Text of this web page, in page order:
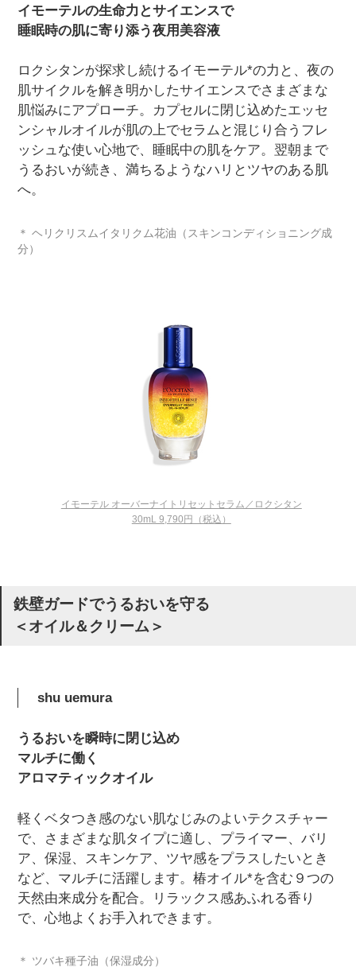
イモーテルの生命力とサイエンスで
睡眠時の肌に寄り添う夜用美容液
ロクシタンが探求し続けるイモーテル*の力と、夜の
肌サイクルを解き明かしたサイエンスでさまざまな
肌悩みにアプローチ。カプセルに閉じ込めたエッセ
ンシャルオイルが肌の上でセラムと混じり合うフレ
ッシュな使い心地で、睡眠中の肌をケア。翌朝まで
うるおいが続き、満ちるようなハリとツヤのある肌
へ。
＊ ヘリクリスムイタリクム花油（スキンコンディショニング成
分）
イモーテル オーバーナイトリセットセラム／ロクシタン
30mL 9,790円（税込）
鉄壁ガードでうるおいを守る
＜オイル＆クリーム＞
shu uemura
うるおいを瞬時に閉じ込め
マルチに働く
アロマティックオイル
軽くベタつき感のない肌なじみのよいテクスチャー
で、さまざまな肌タイプに適し、プライマー、バリ
ア、保湿、スキンケア、ツヤ感をプラスしたいとき
など、マルチに活躍します。椿オイル*を含む９つの
天然由来成分を配合。リラックス感あふれる香り
で、心地よくお手入れできます。
＊ ツバキ種子油（保湿成分）